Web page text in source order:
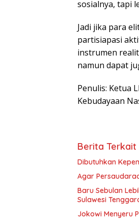
sosialnya, tapi
Jadi jika para
partisiapasi
instrumen
namun dapat
Penulis: Ketua
Kebudayaan
Berita Terkait
Dibutuhkan
Agar
Baru Sebulan
Sulawesi
Jokowi Menyeru